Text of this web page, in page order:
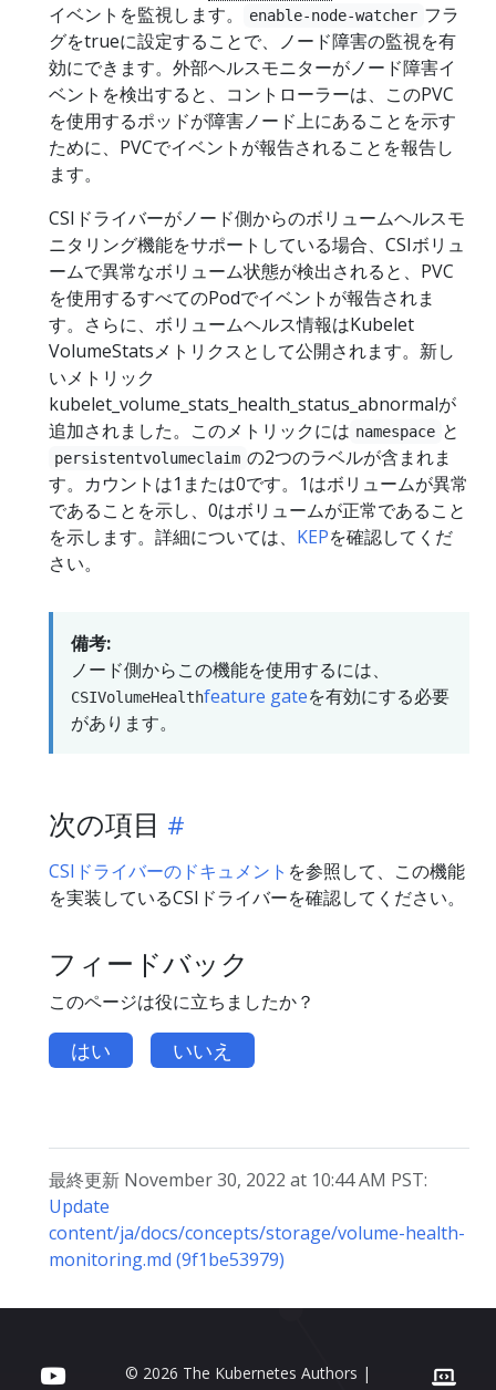
イベントを監視します。
enable-node-watcher フラ
グをtrueに設定することで、ノード障害の監視を有
効にできます。外部ヘルスモニターがノード障害イ
ベントを検出すると、コントローラーは、このPVC
を使用するポッドが障害ノード上にあることを示す
ために、PVCでイベントが報告されることを報告し
ます。
CSIドライバーがノード側からのボリュームヘルスモ
ニタリング機能をサポートしている場合、CSIボリュ
ームで異常なボリューム状態が検出されると、PVC
を使用するすべてのPodでイベントが報告されま
す。さらに、ボリュームヘルス情報はKubelet
VolumeStatsメトリクスとして公開されます。新し
いメトリック
kubelet_volume_stats_health_status_abnormalが
追加されました。このメトリックには namespace と
persistentvolumeclaim の2つのラベルが含まれま
す。カウントは1または0です。1はボリュームが異常
であることを示し、0はボリュームが正常であること
を示します。詳細については、 KEPを確認してくだ
さい。
備考:
ノード側からこの機能を使用するには、
CSIVolumeHealthfeature gateを有効にする必要
があります。
次の項目
CSIドライバーのドキュメント を参照して、この機能
を実装しているCSIドライバーを確認してください。
フィードバック
このページは役に立ちましたか？
はい いいえ
最終更新 November 30, 2022 at 10:44 AM PST:
Update
content/ja/docs/concepts/storage/volume-health-
monitoring.md (9f1be53979)
© 2026 The Kubernetes Authors |